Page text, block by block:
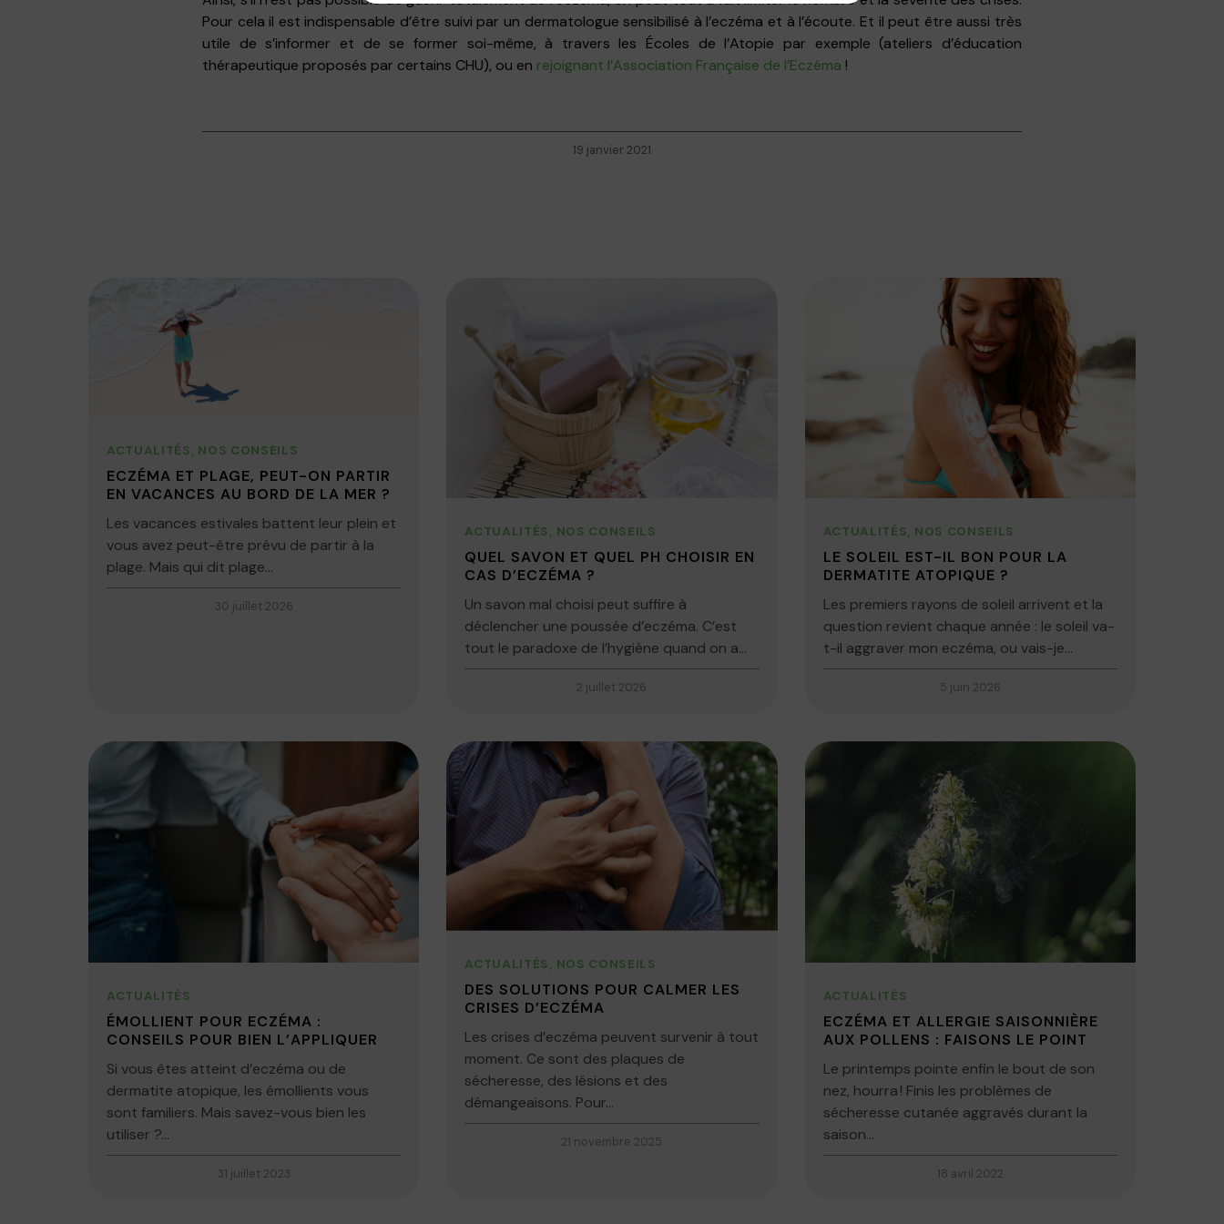
Pour cela il est indispensable d’être suivi par un dermatologue sensibilisé à l’eczéma et à l’écoute. Et il peut être aussi très
utile de s’informer et de se former soi-même, à travers les Écoles de l’Atopie par exemple (ateliers d’éducation
thérapeutique proposés par certains CHU), ou en rejoignant l’Association Française de l’Eczéma !
19 janvier 2021
ACTUALITÉS, NOS CONSEILS
ECZÉMA ET PLAGE, PEUT-ON PARTIR
EN VACANCES AU BORD DE LA MER ?
Les vacances estivales battent leur plein et
vous avez peut-être prévu de partir à la
plage. Mais qui dit plage...
30 juillet 2026
ACTUALITÉS, NOS CONSEILS
QUEL SAVON ET QUEL PH CHOISIR EN
CAS D’ECZÉMA ?
Un savon mal choisi peut suffire à
déclencher une poussée d’eczéma. C’est
tout le paradoxe de l’hygiène quand on a...
2 juillet 2026
ACTUALITÉS, NOS CONSEILS
LE SOLEIL EST-IL BON POUR LA
DERMATITE ATOPIQUE ?
Les premiers rayons de soleil arrivent et la
question revient chaque année : le soleil va-
t-il aggraver mon eczéma, ou vais-je...
5 juin 2026
ACTUALITÉS
ÉMOLLIENT POUR ECZÉMA :
CONSEILS POUR BIEN L’APPLIQUER
Si vous êtes atteint d’eczéma ou de
dermatite atopique, les émollients vous
sont familiers. Mais savez-vous bien les
utiliser ?...
31 juillet 2023
ACTUALITÉS, NOS CONSEILS
DES SOLUTIONS POUR CALMER LES
CRISES D’ECZÉMA
Les crises d’eczéma peuvent survenir à tout
moment. Ce sont des plaques de
sécheresse, des lésions et des
démangeaisons. Pour...
21 novembre 2025
ACTUALITÉS
ECZÉMA ET ALLERGIE SAISONNIÈRE
AUX POLLENS : FAISONS LE POINT
Le printemps pointe enfin le bout de son
nez, hourra ! Finis les problèmes de
sécheresse cutanée aggravés durant la
saison...
18 avril 2022